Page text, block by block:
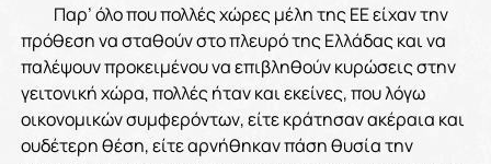
Παρ’ όλο που πολλές χώρες μέλη της ΕΕ είχαν την
πρόθεση να σταθούν στο πλευρό της Ελλάδας και να
παλέψουν προκειμένου να επιβληθούν κυρώσεις στην
γειτονική χώρα, πολλές ήταν και εκείνες, που λόγω
οικονομικών συμφερόντων, είτε κράτησαν ακέραια και
ουδέτερη θέση, είτε αρνήθηκαν πάση θυσία την